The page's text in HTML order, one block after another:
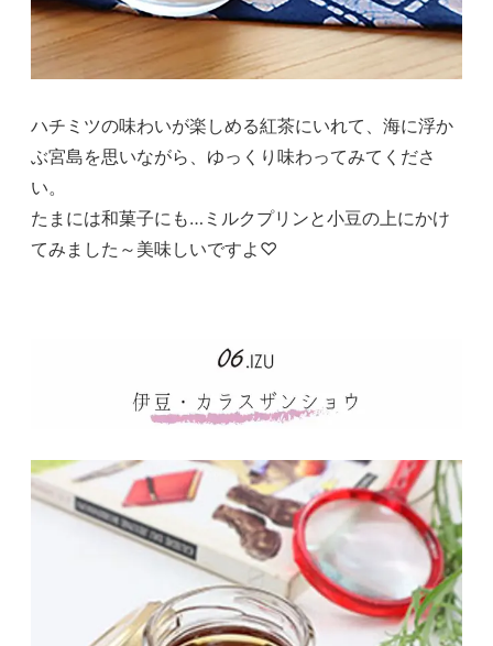
ハチミツの味わいが楽しめる紅茶にいれて、海に浮か
ぶ宮島を思いながら、ゆっくり味わってみてくださ
い。
たまには和菓子にも…ミルクプリンと小豆の上にかけ
てみました～美味しいですよ♡